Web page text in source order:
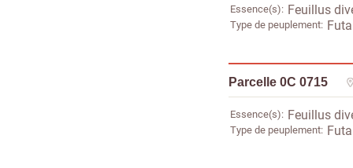
Essence(s) Feuillus
Type de peuplement
Parcelle 0C 0715
Essence(s) Feuillus
Type de peuplement